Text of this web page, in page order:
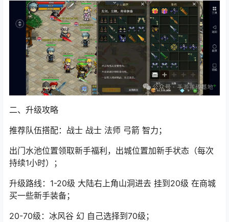
二、升级攻略
推荐队伍搭配：战士 战士 法师 弓箭 智力；
出门水池位置领取新手福利，出城位置加新手状态（每次
持续1小时）；
升级路线：1-20级 大陆右上角山洞进去 挂到20级 在商城
买一些新手装备；
20-70级：冰风谷 幻 自己选择到70级；